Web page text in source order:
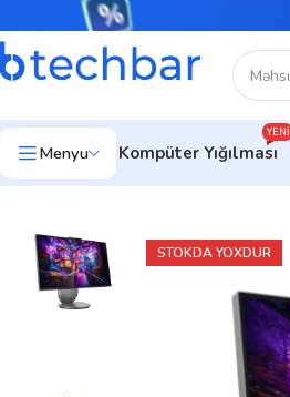
Menyu Kompüter Yığılması
YENI
Ev Kompüter avadanlıqları
STOKDA YOXDUR